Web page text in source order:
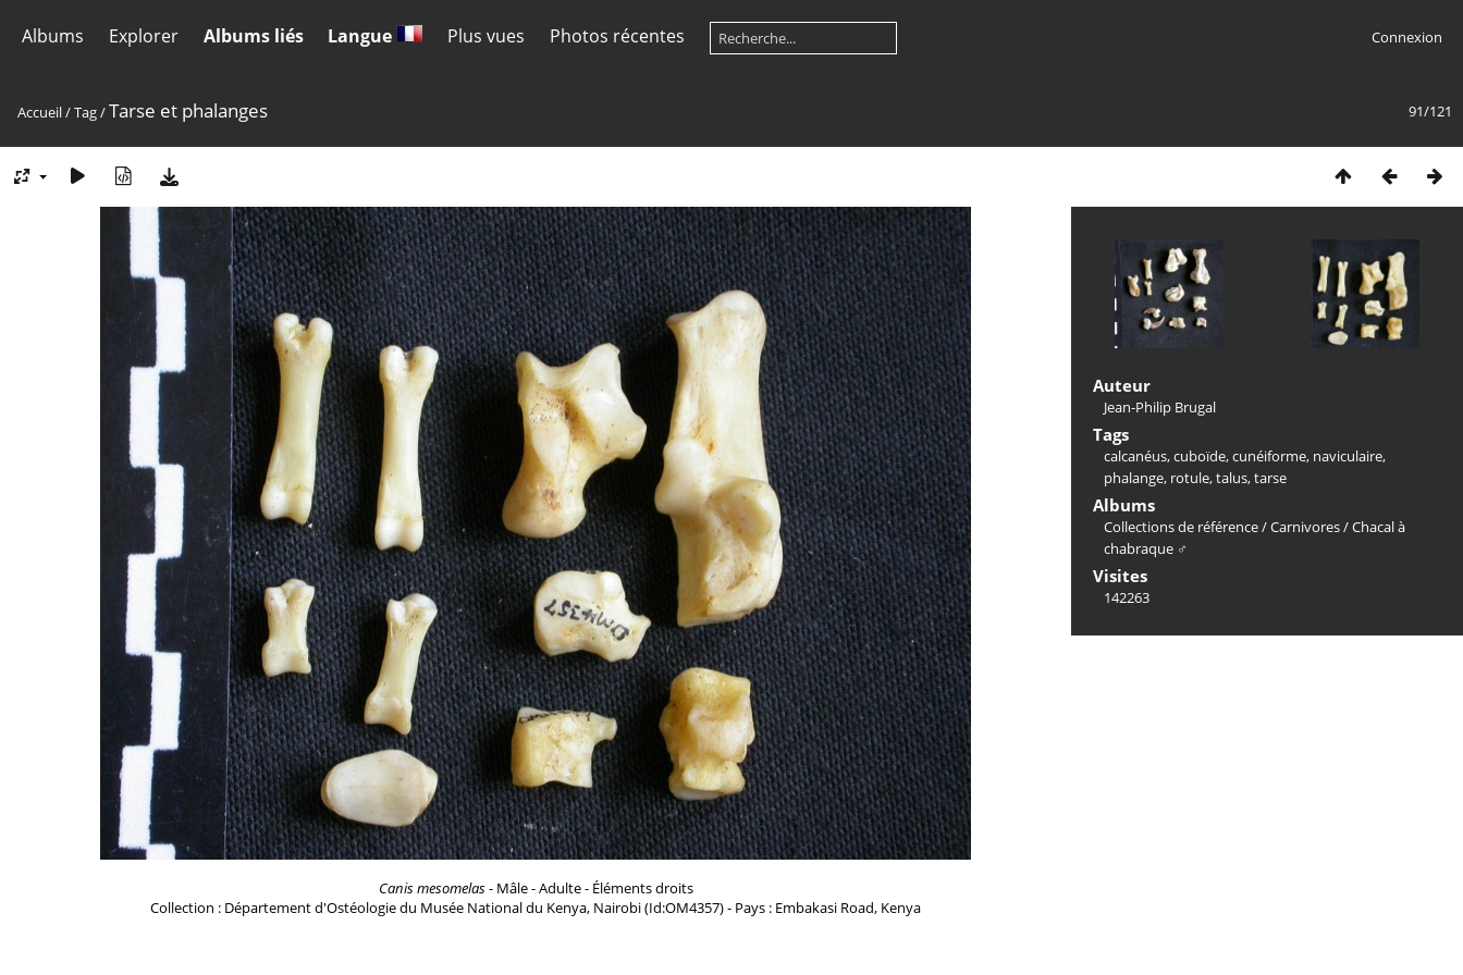
Albums Explorer Albums liés Langue Plus vues Photos récentes Connexion
91/121
Accueil/Tag/Tarse et phalanges
Canis mesomelas- Mâle - Adulte - Éléments droits
Collection : Département d'Ostéologie du Musée National du Kenya, Nairobi (Id:OM4357) - Pays : Embakasi Road, Kenya
Auteur
Jean-Philip Brugal
Tags
calcanéus,cuboïde,cunéiforme, naviculaire,
phalange, rotule,talus,tarse
Albums
Collections de référence/Carnivores/Chacal à
chabraque ♂
Visites
142263